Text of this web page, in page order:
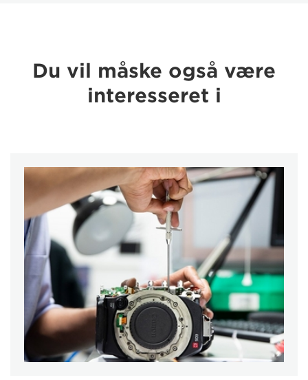
Du vil måske også være
interesseret i